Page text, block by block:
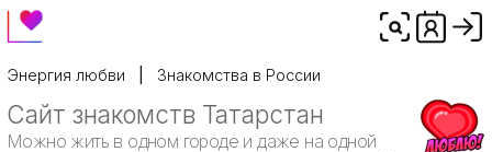
Энергия любви Знакомства в России
Сайт знакомств Татарстан
Можно жить в одном городе и даже на одной